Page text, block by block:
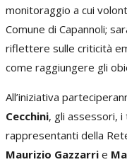
monitoraggio a cui
Comune di Capannoli;
riflettere sulle criticità
come raggiungere gli
All’iniziativa
Cecchini, gli assessori, i
rappresentanti della
Maurizio Gazzarri e